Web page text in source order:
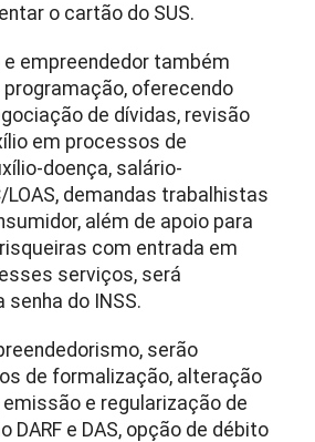
o cartão do SUS.
empreendedor também
oferecendo
de dívidas, revisão
em processos de
doença, salário-
LOAS, demandas trabalhistas
além de apoio para
com entrada em
serviços, será
do INSS.
serão
de formalização, alteração
emissão e regularização de
DARF e DAS, opção de débito